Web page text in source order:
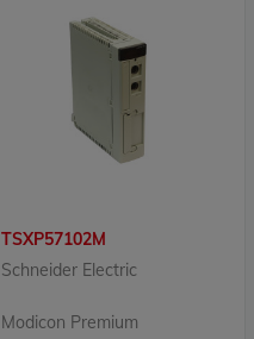
TSXP57102M
Schneider Electric
Modicon Premium